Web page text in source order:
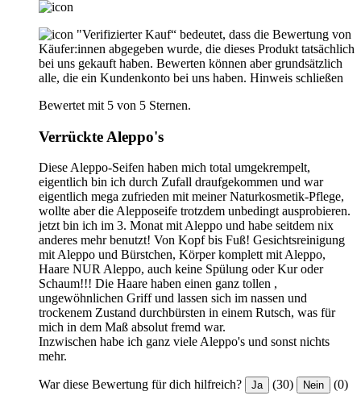
"Verifizierter Kauf“ bedeutet, dass die Bewertung von
Käufer:innen abgegeben wurde, die dieses Produkt tatsächlich
bei uns gekauft haben. Bewerten können aber grundsätzlich
alle, die ein Kundenkonto bei uns haben. Hinweis schließen
Bewertet mit 5 von 5 Sternen.
Verrückte Aleppo's
Diese Aleppo-Seifen haben mich total umgekrempelt,
eigentlich bin ich durch Zufall draufgekommen und war
eigentlich mega zufrieden mit meiner Naturkosmetik-Pflege,
wollte aber die Alepposeife trotzdem unbedingt ausprobieren.
jetzt bin ich im 3. Monat mit Aleppo und habe seitdem nix
anderes mehr benutzt! Von Kopf bis Fuß! Gesichtsreinigung
mit Aleppo und Bürstchen, Körper komplett mit Aleppo,
Haare NUR Aleppo, auch keine Spülung oder Kur oder
Schaum!!! Die Haare haben einen ganz tollen ,
ungewöhnlichen Griff und lassen sich im nassen und
trockenem Zustand durchbürsten in einem Rutsch, was für
mich in dem Maß absolut fremd war.
Inzwischen habe ich ganz viele Aleppo's und sonst nichts
mehr.
War diese Bewertung für dich hilfreich? Ja (30) Nein (0)